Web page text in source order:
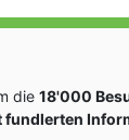
die 18'000
fundlerten